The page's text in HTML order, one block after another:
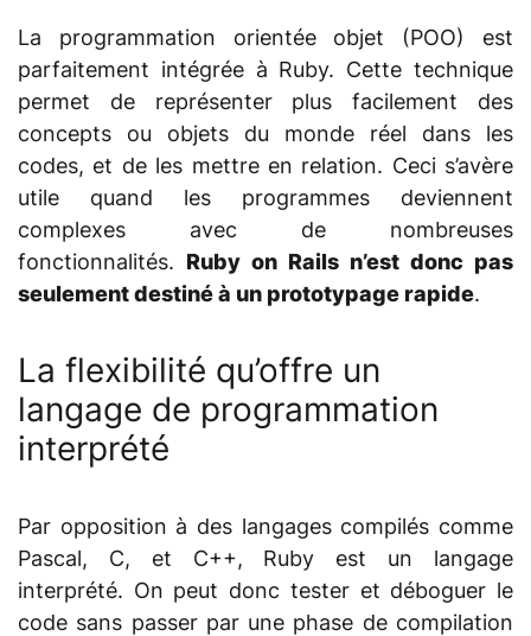
La programmation orientée objet (POO) est
parfaitement intégrée à Ruby. Cette technique
permet de représenter plus facilement des
concepts ou objets du monde réel dans les
codes, et de les mettre en relation. Ceci s’avère
utile quand les programmes deviennent
complexes avec de nombreuses
fonctionnalités. Ruby on Rails n’est donc pas
seulement destiné à un prototypage rapide.
La flexibilité qu’offre un
langage de programmation
interprété
Par opposition à des langages compilés comme
Pascal, C, et C++, Ruby est un langage
interprété. On peut donc tester et déboguer le
code sans passer par une phase de compilation